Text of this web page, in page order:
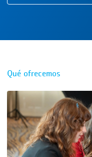
Qué ofrecemos